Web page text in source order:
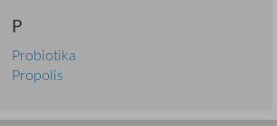
P
Probiotika
Propolis